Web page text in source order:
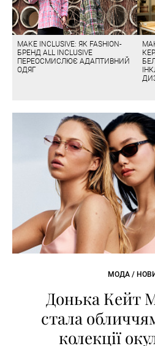
MAKE INCLUSIVE: ЯК FASHION-
БРЕНД ALL INCLUSIVE
ПЕРЕОСМИСЛЮЄ АДАПТИВНИЙ
ОДЯГ
МОДА /
Донька Кейт
стала
колекції